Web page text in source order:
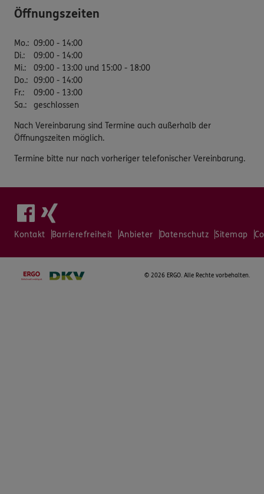
Öffnungszeiten
Mo.: 09:00 - 14:00
Di.:
09:00 - 14:00
Mi.:
09:00 - 13:00 und 15:00 - 18:00
Do.: 09:00 - 14:00
Fr.:
09:00 - 13:00
Sa.: geschlossen
Nach Vereinbarung sind Termine auch außerhalb der
Öffnungszeiten möglich.
Termine bitte nur nach vorheriger telefonischer Vereinbarung.
Kontakt Barrierefreiheit Anbieter Datenschutz Sitemap
© 2026 ERGO. Alle Rechte vorbehalten.